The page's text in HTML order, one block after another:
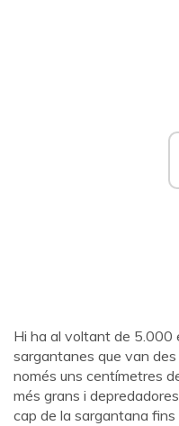
Hi ha al voltant de 5.000
sargantanes que van
només uns centímetres
més grans i
cap de la sargantana fins